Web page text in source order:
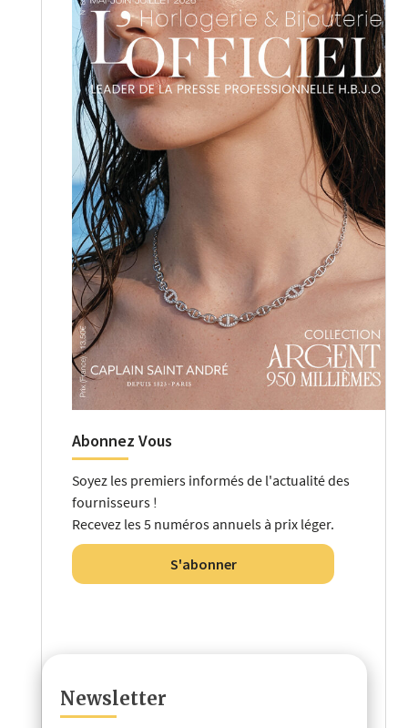
Abonnez Vous
Soyez les premiers informés de l'actualité des
fournisseurs !
Recevez les 5 numéros annuels à prix léger.
S'abonner
Newsletter